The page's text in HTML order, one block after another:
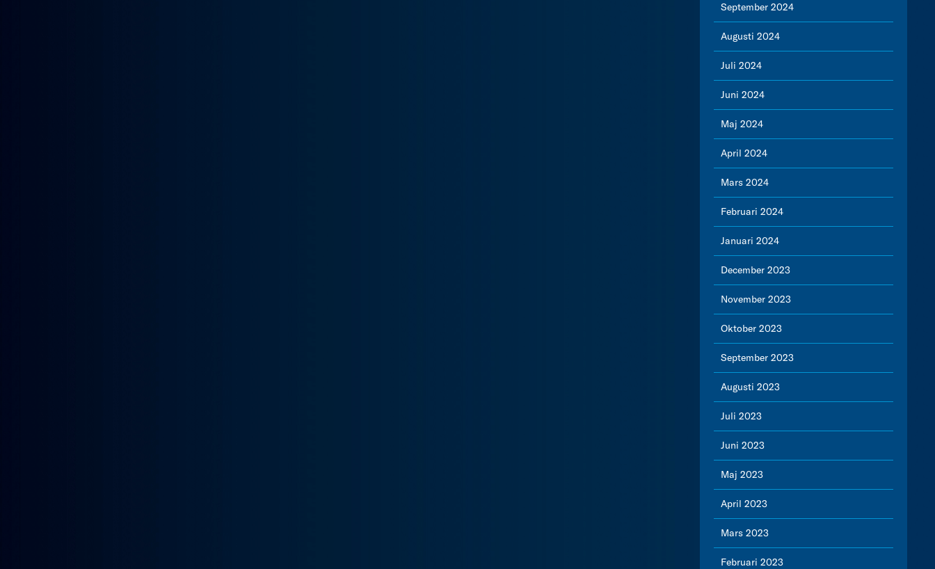
September 2024
Augusti 2024
Juli 2024
Juni 2024
Maj 2024
April 2024
Mars 2024
Februari 2024
Januari 2024
December 2023
November 2023
Oktober 2023
September 2023
Augusti 2023
Juli 2023
Juni 2023
Maj 2023
April 2023
Mars 2023
Februari 2023